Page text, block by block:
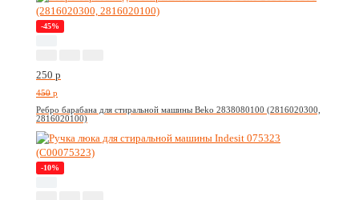
-45%
250 p
450 p
Ребро барабана для стиральной машины Beko 2838080100 (2816020300,
2816020100)
-10%